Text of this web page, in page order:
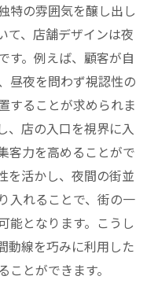
特の雰囲気を醸し出し
て、店舗デザインは夜
す。例えば、顧客が自
昼夜を問わず視認性の
することが求められま
、店の入口を視界に入
客力を高めることがで
を活かし、夜間の街並
入れることで、街の一
能となります。こうし
動線を巧みに利用した
とができます。